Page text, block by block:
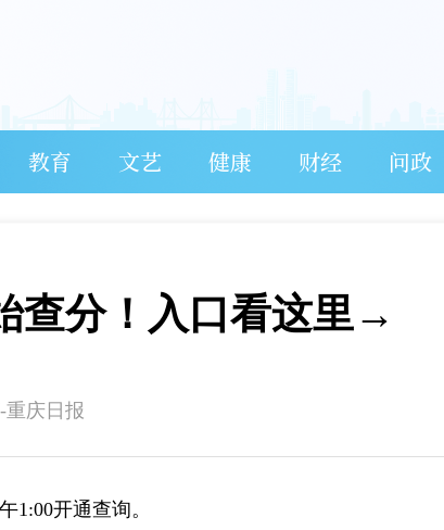
教育 文艺 健康 财经 问政
查分！入口看这里→
重庆日报
1:00开通查询。